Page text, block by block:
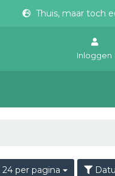
Thuis, maar toch
Inloggen
Vul hem met
24 per pagina